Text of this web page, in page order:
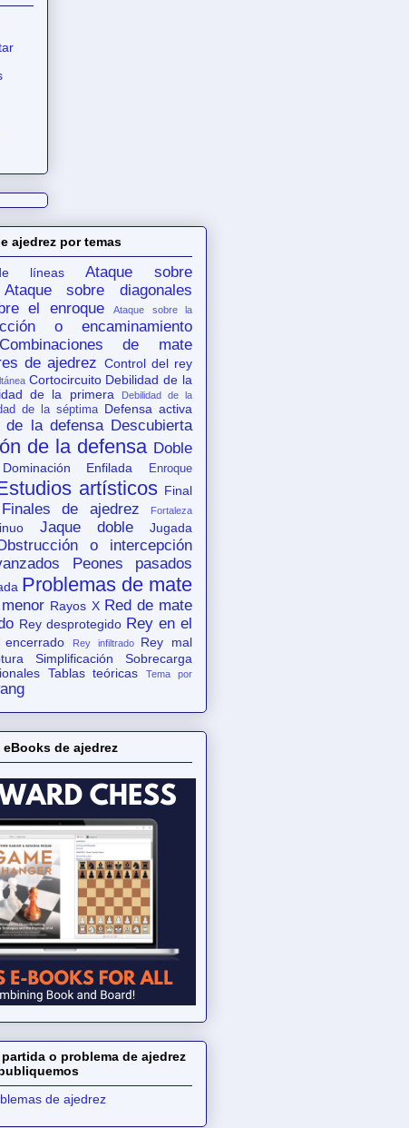
ajedrez por temas
líneas
Ataque sobre
Ataque sobre diagonales
el enroque
Ataque sobre la
o encaminamiento
Combinaciones de mate
de ajedrez Control del rey
Cortocircuito Debilidad de la
de la primera
Debilidad de la
de la séptima Defensa activa
de la defensa Descubierta
de la defensa Doble
Dominación Enfilada
Enroque
artísticos Final
Finales de ajedrez Fortaleza
Jaque doble
Jugada
o intercepción
Peones pasados
Problemas de mate
Rayos X Red de mate
Rey desprotegido Rey en el
encerrado Rey infiltrado
Rey mal
Simplificación
Sobrecarga
Tablas teóricas
Tema por
de ajedrez
o problema de ajedrez
de ajedrez